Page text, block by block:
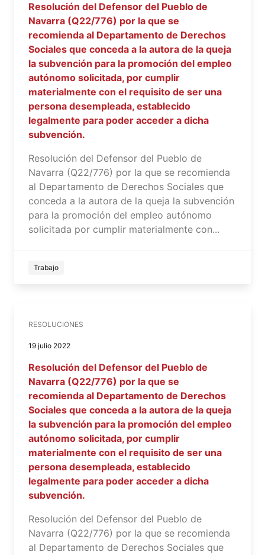
Resolución del Defensor del Pueblo de
Navarra (Q22/776) por la que se
recomienda al Departamento de Derechos
Sociales que conceda a la autora de la queja
la subvención para la promoción del empleo
autónomo solicitada, por cumplir
materialmente con el requisito de ser una
persona desempleada, establecido
legalmente para poder acceder a dicha
subvención.
Resolución del Defensor del Pueblo de
Navarra (Q22/776) por la que se recomienda
al Departamento de Derechos Sociales que
conceda a la autora de la queja la subvención
para la promoción del empleo autónomo
solicitada por cumplir materialmente con...
Trabajo
RESOLUCIONES
19 julio 2022
Resolución del Defensor del Pueblo de
Navarra (Q22/776) por la que se
recomienda al Departamento de Derechos
Sociales que conceda a la autora de la queja
la subvención para la promoción del empleo
autónomo solicitada, por cumplir
materialmente con el requisito de ser una
persona desempleada, establecido
legalmente para poder acceder a dicha
subvención.
Resolución del Defensor del Pueblo de
Navarra (Q22/776) por la que se recomienda
al Departamento de Derechos Sociales que